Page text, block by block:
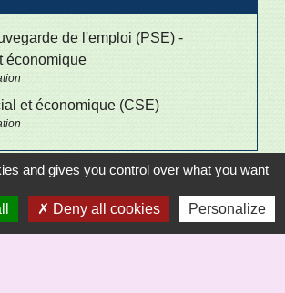
de l'emploi (PSE) -
économique
et économique (CSE)
une erreur sur cette page
and gives you control over what you want
Deny all cookies Personalize